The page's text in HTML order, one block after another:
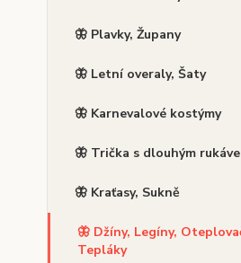
🦋 Plavky, Župany
🦋 Letní overaly, Šaty
🦋 Karnevalové kostýmy
🦋 Trička s dlouhým
🦋 Kraťasy, Sukně
🦋 Džíny, Legíny,
Tepláky